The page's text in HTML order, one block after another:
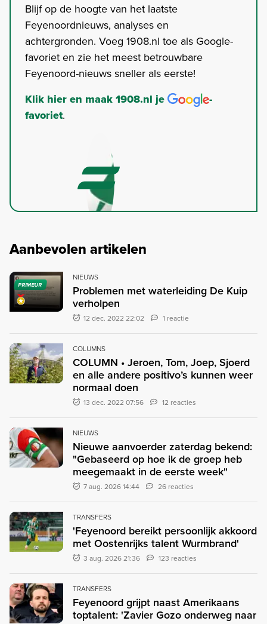
Blijf op de hoogte van het laatste
Feyenoordnieuws, analyses en
achtergronden. Voeg 1908.nl toe als Google-
favoriet en zie het meest betrouwbare
Feyenoord-nieuws sneller als eerste!
Klik hier en maak 1908.nl je
-
favoriet.
Aanbevolen artikelen
PRIMEUR
NIEUWS
Problemen met waterleiding De Kuip
verholpen
12 dec. 2022 22:02 1 reactie
COLUMNS
COLUMN • Jeroen, Tom, Joep, Sjoerd
en alle andere positivo’s kunnen weer
normaal doen
13 dec. 2022 07:56 12 reacties
NIEUWS
Nieuwe aanvoerder zaterdag bekend:
"Gebaseerd op hoe ik de groep heb
meegemaakt in de eerste week"
7 aug. 2026 14:44 26 reacties
TRANSFERS
'Feyenoord bereikt persoonlijk akkoord
met Oostenrijks talent Wurmbrand'
3 aug. 2026 21:36 123 reacties
TRANSFERS
Feyenoord grijpt naast Amerikaans
toptalent: 'Zavier Gozo onderweg naar